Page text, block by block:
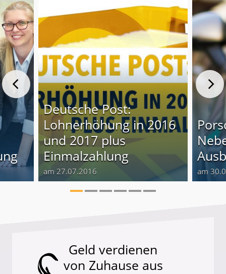
Deutsche Post:
Lohnerhöhung in 2016
und 2017 plus
Einmalzahlung
am 27.07.2016 am
Geld verdienen
von Zuhause aus